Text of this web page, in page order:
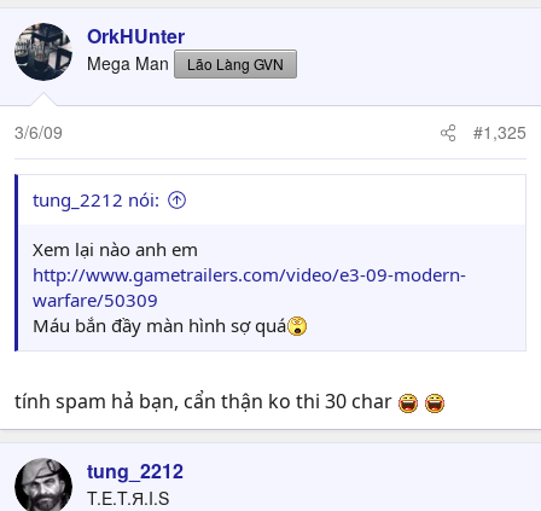
OrkHUnter
Mega Man Lão Làng GVN
3/6/09 #1,325
tung_2212 nói:
Xem lại nào anh em
http://www.gametrailers.com/video/e3-09-modern-
warfare/50309
Máu bắn đầy màn hình sợ quá
tính spam hả bạn, cẩn thận ko thi 30 char
tung_2212
T.E.T.Я.I.S